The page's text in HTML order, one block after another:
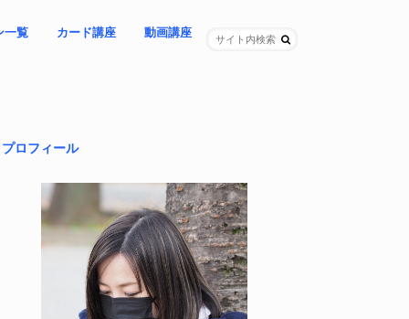
一覧 カード講座 動画講座
プロフィール